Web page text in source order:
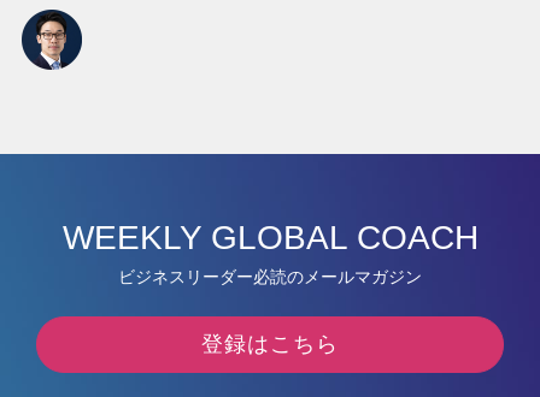
WEEKLY GLOBAL COACH
ビジネスリーダー必読のメールマガジン
登録はこちら